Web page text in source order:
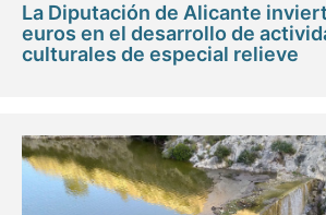
La Diputación de Alicante
euros en el desarrollo de
culturales de especial relieve